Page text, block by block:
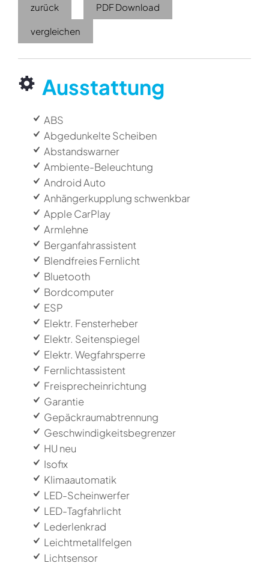
zurück PDF Download
vergleichen
Ausstattung
ABS
Abgedunkelte Scheiben
Abstandswarner
Ambiente-Beleuchtung
Android Auto
Anhängerkupplung schwenkbar
Apple CarPlay
Armlehne
Berganfahrassistent
Blendfreies Fernlicht
Bluetooth
Bordcomputer
ESP
Elektr. Fensterheber
Elektr. Seitenspiegel
Elektr. Wegfahrsperre
Fernlichtassistent
Freisprecheinrichtung
Garantie
Gepäckraumabtrennung
Geschwindigkeitsbegrenzer
HU neu
Isofix
Klimaautomatik
LED-Scheinwerfer
LED-Tagfahrlicht
Lederlenkrad
Leichtmetallfelgen
Lichtsensor